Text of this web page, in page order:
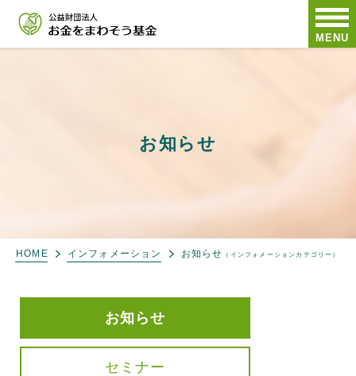
MENU
お知らせ
HOME インフォメーション お知らせ （インフォメーションカテゴリー）
お知らせ
セミナー